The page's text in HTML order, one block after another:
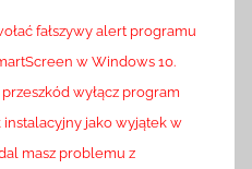
fałszywy alert programu
w Windows 10.
wyłącz program
jako wyjątek w
masz problemu z